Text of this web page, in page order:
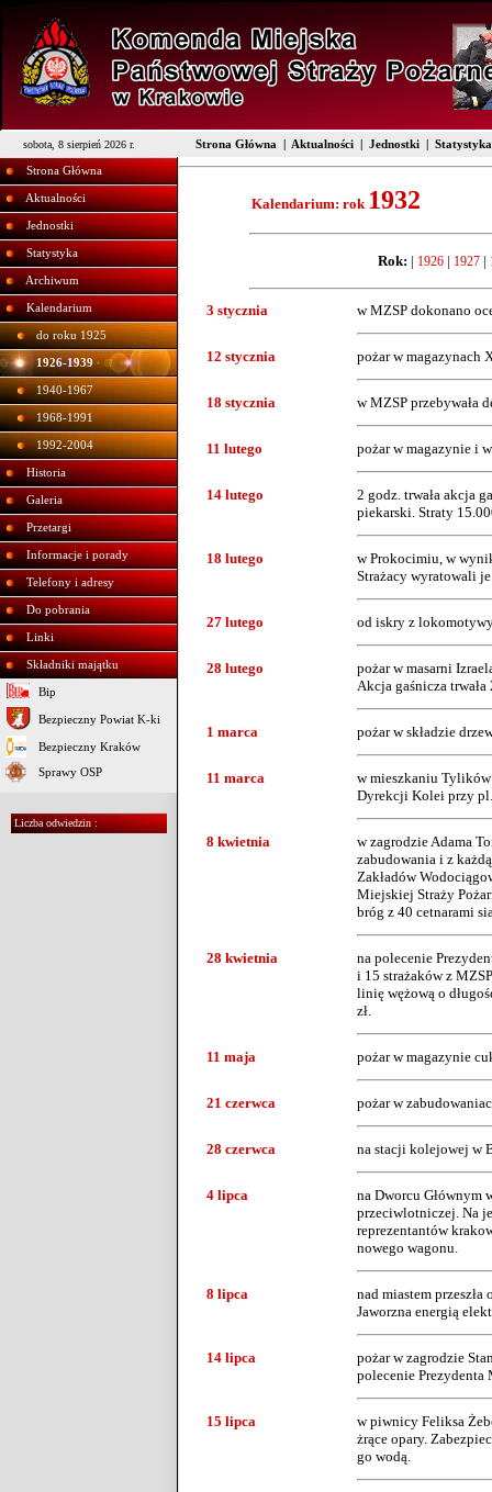
sobota, 8 sierpień 2026 r. Strona Główna | Aktualności | Jednostki | Statystyka
Strona Główna
Aktualności
Jednostki
Statystyka
Archiwum
Kalendarium
do roku 1925
1926-1939
1940-1967
1968-1991
1992-2004
Historia
Galeria
Przetargi
Informacje i porady
Telefony i adresy
Do pobrania
Linki
Składniki majątku
Bip
Bezpieczny Powiat K-ki
Bezpieczny Kraków
Sprawy OSP
Liczba odwiedzin :
Kalendarium: rok 1932
Rok: | 1926 | 1927 |
3 stycznia w MZSP dokonano
12 stycznia pożar w magazynach
18 stycznia w MZSP przebywała
11 lutego pożar w magazynie i
14 lutego
2 godz. trwała akcja
piekarski. Straty
18 lutego
w Prokocimiu, w
Strażacy wyratowali
27 lutego od iskry z
28 lutego
pożar w masarni
Akcja gaśnicza trwała
1 marca pożar w składzie
11 marca
w mieszkaniu Tylików
Dyrekcji Kolei przy
8 kwietnia
w zagrodzie Adama
zabudowania i z
Zakładów
Miejskiej Straży
bróg z 40 cetnarami
28 kwietnia
na polecenie
i 15 strażaków z
linię wężową o
zł.
11 maja pożar w magazynie
21 czerwca pożar w
28 czerwca na stacji kolejowej w
4 lipca
na Dworcu Głównym
przeciwlotniczej. Na
reprezentantów
nowego wagonu.
8 lipca
nad miastem
Jaworzna energią
14 lipca
pożar w zagrodzie
polecenie Prezydenta
15 lipca
w piwnicy Feliksa
żrące opary.
go wodą.